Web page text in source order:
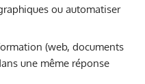
ou automatiser
(web, documents
une même réponse